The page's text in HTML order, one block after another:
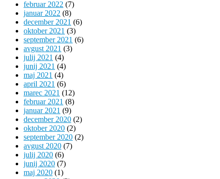
februar 2022 (7)
januar 2022 (8)
december 2021 (6)
oktober 2021 (3)
september 2021 (6)
avgust 2021 (3)
julij 2021 (4)
junij 2021 (4)
maj 2021 (4)
april 2021 (6)
marec 2021 (12)
februar 2021 (8)
januar 2021 (9)
december 2020 (2)
oktober 2020 (2)
september 2020 (2)
avgust 2020 (7)
julij 2020 (6)
junij 2020 (7)
maj 2020 (1)